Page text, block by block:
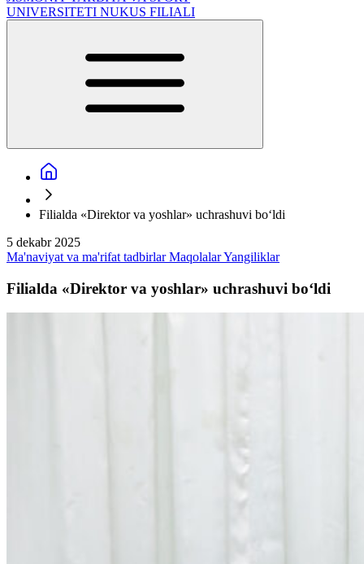
UNIVERSITETI NUKUS FILIALI
Filialda «Direktor va yoshlar» uchrashuvi bo‘ldi
5 dekabr 2025
Ma'naviyat va ma'rifat tadbirlarMaqolalarYangiliklar
Filialda «Direktor va yoshlar» uchrashuvi bo‘ldi